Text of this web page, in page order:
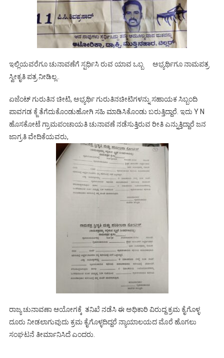
ಇಲ್ಲಿಯವರೆಗೂ ಚುನಾವಣೆಗೆ ಸ್ಪರ್ಧಿಸಿ ರುವ ಯಾವ ಒಬ್ಬ ಅಭ್ಯರ್ಥಿಗೂ ನಾಮಪತ್ರ
ಸ್ವೀಕೃತಿ ಪತ್ರ ನೀಡಿಲ್ಲ..
ಏಜೆಂಟ್ ಗುರುತಿನ ಚೀಟಿ, ಅಭ್ಯರ್ಥಿ ಗುರುತಿನಚೀಟಿಗಳನ್ನು ಸಹಾಯಕ ಸಿಬ್ಬಂದಿ
ಪಾವಗಡ ಕ್ಜೆ ತೆಗೆದುಕೊಂಡುಹೋಗಿ ಸಹಿ ಮಾಡಿಸಿಕೊಂಡು ಬರುತ್ತಿದ್ದಾರೆ. ಇದು Y N
ಹೊಸಕೋಟೆ ಗ್ರಾಮಪಂಚಾಯತಿ ಚುನಾವಣೆ ನಡೆಸುತ್ತಿರುವ ರೀತಿ ಎನ್ನುತ್ತಿದ್ದಾರೆ ಜನ
ಜಾಗ್ರತಿ ವೇದಿಕೆಯವರು,
ರಾಜ್ಯ ಚುನಾವಣಾ ಆಯೋಗಕ್ಕೆ ತನಿಖೆ ನಡೆಸಿ ಈ ಅಧಿಕಾರಿ ವಿರುದ್ದ ಕ್ರಮ ಕೈಗೊಳ್ಳ
ದೂರು ನೀಡಲಾಗುವುದು ಕ್ರಮ ಕೈಗೊಳ್ಳದಿದ್ದರೆ ನ್ಯಾಯಾಲಯದ ಮೊರೆ ಹೊಗಲು
ಸಂಘಟನೆ ತೀರ್ಮಾನಿಸಿದೆ ಎಂದರು.